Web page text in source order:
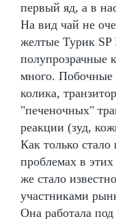
первый яд, а в
На вид чай не
желтые Турик
полупрозрачные
много. Побочные
колика,
"печеночных"
реакции (зуд,
Как только стало
проблемах в
же стало
участниками
Она работала